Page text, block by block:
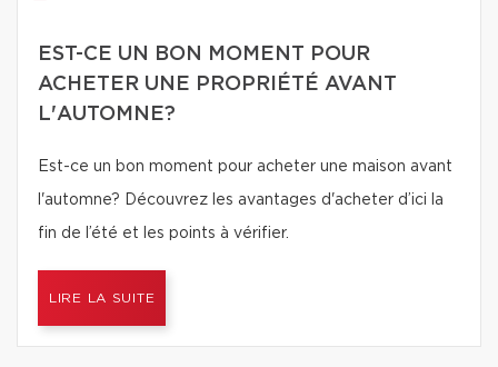
EST-CE UN BON MOMENT POUR
ACHETER UNE PROPRIÉTÉ AVANT
L'AUTOMNE?
Est-ce un bon moment pour acheter une maison avant
l'automne? Découvrez les avantages d'acheter d’ici la
fin de l’été et les points à vérifier.
LIRE LA SUITE